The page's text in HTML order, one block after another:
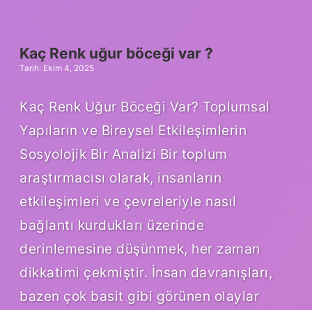
Kaç Renk uğur böceği var ?
Tarih: Ekim 4, 2025
Kaç Renk Uğur Böceği Var? Toplumsal
Yapıların ve Bireysel Etkileşimlerin
Sosyolojik Bir Analizi Bir toplum
araştırmacısı olarak, insanların
etkileşimleri ve çevreleriyle nasıl
bağlantı kurdukları üzerinde
derinlemesine düşünmek, her zaman
dikkatimi çekmiştir. İnsan davranışları,
bazen çok basit gibi görünen olaylar